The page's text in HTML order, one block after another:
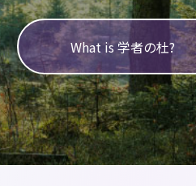
What is 学者の杜?